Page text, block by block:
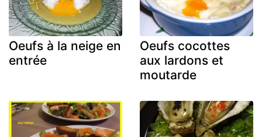
Oeufs à la neige en
entrée
Oeufs cocottes
aux lardons et
moutarde